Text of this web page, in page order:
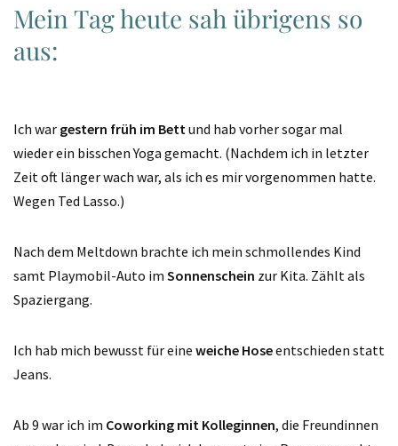
Mein Tag heute sah übrigens so
aus:
Ich war gestern früh im Bett und hab vorher sogar mal
wieder ein bisschen Yoga gemacht. (Nachdem ich in letzter
Zeit oft länger wach war, als ich es mir vorgenommen hatte.
Wegen Ted Lasso.)
Nach dem Meltdown brachte ich mein schmollendes Kind
samt Playmobil-Auto im Sonnenschein zur Kita. Zählt als
Spaziergang.
Ich hab mich bewusst für eine weiche Hoseentschieden statt
Jeans.
Ab 9 war ich im Coworking mit Kolleginnen, die Freundinnen